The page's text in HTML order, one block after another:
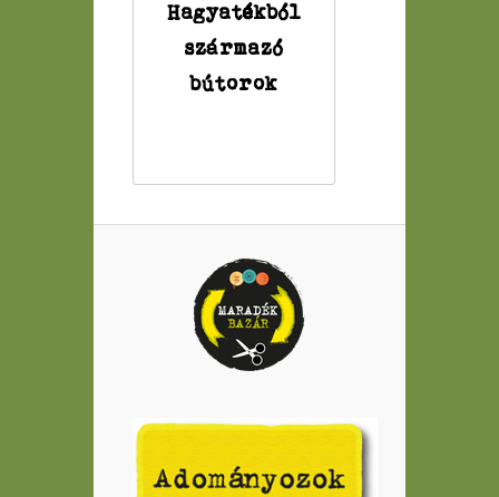
Hagyatékból
származó
bútorok